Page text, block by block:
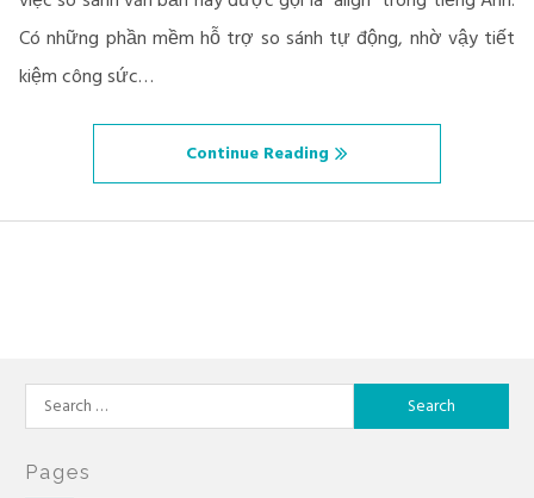
Có những phần mềm hỗ trợ so sánh tự động, nhờ vậy tiết
kiệm công sức…
Continue Reading
for:
Pages